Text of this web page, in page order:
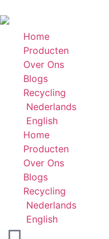
Home
Producten
Over Ons
Blogs
Recycling
Nederlands
English
Home
Producten
Over Ons
Blogs
Recycling
Nederlands
English